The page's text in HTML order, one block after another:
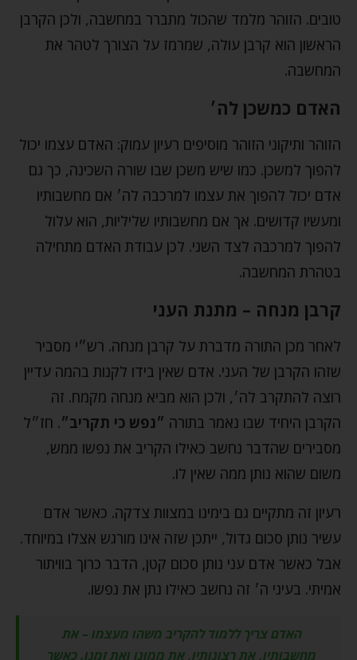
טובים. הזוהר מלמד שהכול מתברר במחשבה, ולכן הקרבן
הראשון הוא קרבן עולה, שמרמז על הצורך לטהר את
המחשבה.
האדם כמשכן לה׳
הזוהר ותיקוני הזוהר מוסיפים רעיון עמוק: האדם עצמו יכול
להפוך למשכן. כמו שיש משכן שבו שורה השכינה, כך גם
אדם יכול להפוך את עצמו למרכבה לה׳ אם מחשבותיו
ומעשיו קדושים. אך אם מחשבותיו שליליות, הוא עלול
להפוך למרכבה לצד השני. לכן עבודת האדם מתחילה
בטהרת המחשבה.
קרבן מנחה – מתנת העני
לאחר מכן התורה מדברת על קרבן מנחה. רש״י מסביר
שזהו הקרבן של העני. אדם שאין בידו לקנות בהמה עדיין
רוצה להתקרב לה׳, ולכן הוא מביא מנחה מקמח. זה
הקרבן היחיד שבו נאמר בתורה ״נפש כי תקריב״. חז״ל
מסבירים שהדבר נחשב כאילו הקריב את נפשו ממש,
משום שהוא נותן ממה שאין לו.
רעיון זה מתקיים גם בימינו במצוות צדקה. כאשר אדם
עשיר נותן סכום גדול, ייתכן שזה אינו מורגש אצלו במיוחד.
אבל כאשר אדם עני נותן סכום קטן, הדבר כרוך בוויתור
אמיתי. בעיני ה׳ זה נחשב כאילו נתן את נפשו.
האדם צריך ללמוד להקריב משהו מעצמו – את
מחשבותיו, את רצונותיו, את ממונו ואת זמנו. כאשר